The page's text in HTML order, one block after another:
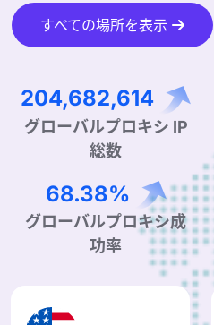
すべての場所を表示
298,993,802
グローバルプロキシ IP
99.90%
グローバルプロキシ成